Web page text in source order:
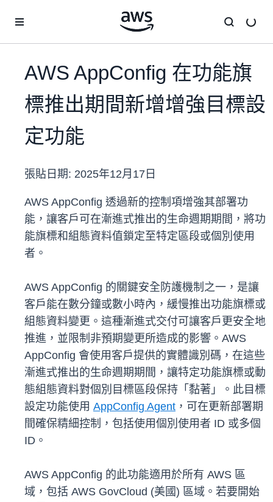
AWS AppConfig 在功能旗
標推出期間新增增強目標設
定功能
張貼日期: 2025年12月17日
AWS AppConfig 透過新的控制項增強其部署功
能，讓客戶可在漸進式推出的生命週期期間，將功
能旗標和組態資料值鎖定至特定區段或個別使用
者。
AWS AppConfig 的關鍵安全防護機制之一，是讓
客戶能在數分鐘或數小時內，緩慢推出功能旗標或
組態資料變更。這種漸進式交付可讓客戶更安全地
推進，並限制非預期變更所造成的影響。AWS
AppConfig 會使用客戶提供的實體識別碼，在這些
漸進式推出的生命週期期間，讓特定功能旗標或動
態組態資料對個別目標區段保持「黏著」。此目標
設定功能使用 AppConfig Agent ，可在更新部署期
間確保精細控制，包括使用個別使用者 ID 或多個
ID。
AWS AppConfig 的此功能適用於所有 AWS 區
域，包括 AWS GovCloud (美國) 區域。若要開始